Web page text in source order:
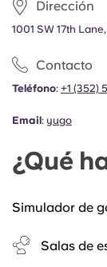
Dirección
1001 SW 17th
Contacto
Teléfono: +1 (352)
Email: yugo
¿Qué
Simulador de
Salas de